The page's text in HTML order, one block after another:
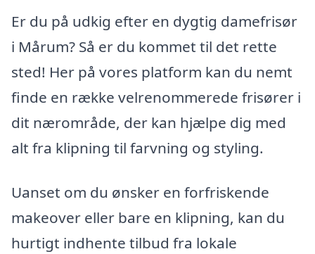
Er du på udkig efter en dygtig damefrisør
i Mårum? Så er du kommet til det rette
sted! Her på vores platform kan du nemt
finde en række velrenommerede frisører i
dit nærområde, der kan hjælpe dig med
alt fra klipning til farvning og styling.
Uanset om du ønsker en forfriskende
makeover eller bare en klipning, kan du
hurtigt indhente tilbud fra lokale